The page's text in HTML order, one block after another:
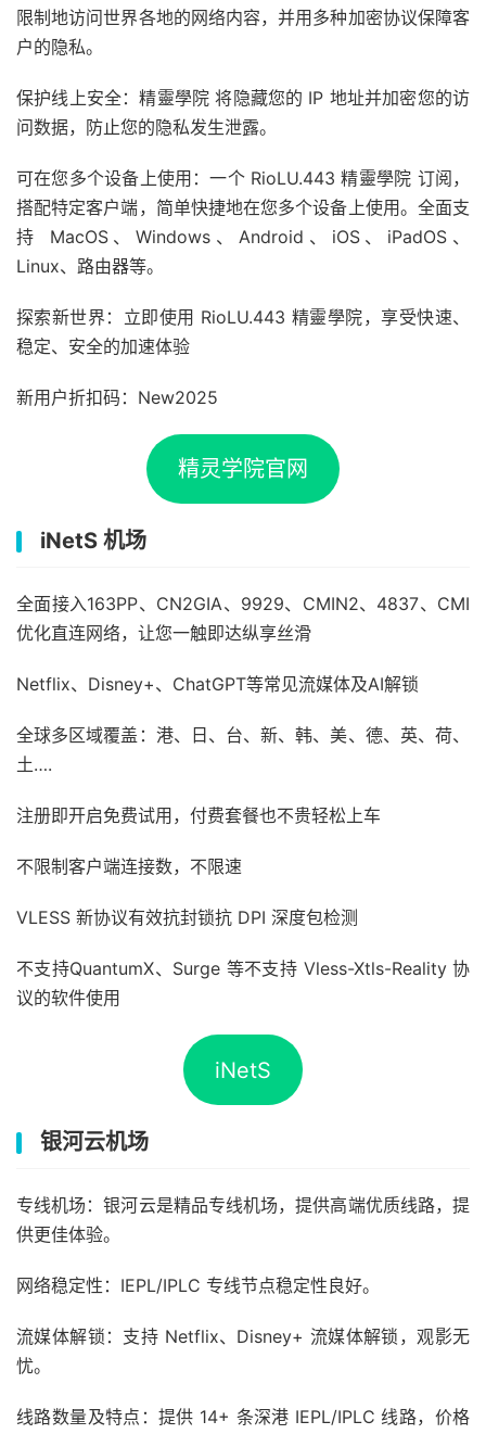
限制地访问世界各地的网络内容，并用多种加密协议保障客
户的隐私。
保护线上安全：精靈學院 将隐藏您的 IP 地址并加密您的访
问数据，防止您的隐私发生泄露。
可在您多个设备上使用：一个 RioLU.443 精靈學院 订阅，
搭配特定客户端，简单快捷地在您多个设备上使用。全面支
持 MacOS、Windows、Android、iOS、iPadOS、
Linux、路由器等。
探索新世界：立即使用 RioLU.443 精靈學院，享受快速、
稳定、安全的加速体验
新用户折扣码：New2025
精灵学院官网
iNetS 机场
全面接入163PP、CN2GIA、9929、CMIN2、4837、CMI
优化直连网络，让您一触即达纵享丝滑
Netflix、Disney+、ChatGPT等常见流媒体及AI解锁
全球多区域覆盖：港、日、台、新、韩、美、德、英、荷、
土….
注册即开启免费试用，付费套餐也不贵轻松上车
不限制客户端连接数，不限速
VLESS 新协议有效抗封锁抗 DPI 深度包检测
不支持QuantumX、Surge 等不支持 Vless-Xtls-Reality 协
议的软件使用
iNetS
银河云机场
专线机场：银河云是精品专线机场，提供高端优质线路，提
供更佳体验。
网络稳定性：IEPL/IPLC 专线节点稳定性良好。
流媒体解锁：支持 Netflix、Disney+ 流媒体解锁，观影无
忧。
线路数量及特点：提供 14+ 条深港 IEPL/IPLC 线路，价格